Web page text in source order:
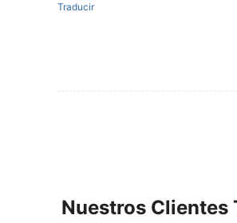
Traducir
Nuestros Clientes